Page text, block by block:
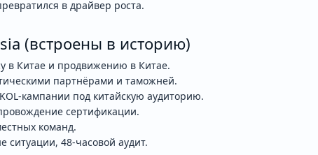
в драйвер роста.
(встроены в историю)
в Китае и продвижению в Китае.
партнёрами и таможней.
кампании под китайскую аудиторию.
сертификации.
команд.
ситуации, 48-часовой аудит.